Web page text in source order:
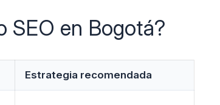
SEO en Bogotá?
Estrategia recomendada